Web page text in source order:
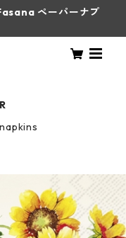
ペーパーナプ